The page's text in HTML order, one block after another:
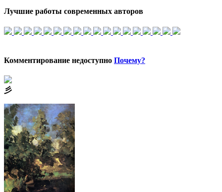
Лучшие работы современных авторов
Комментирование недоступно Почему?
⼺